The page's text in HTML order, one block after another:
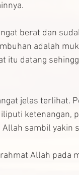
berat dan
adalah
itu datang
jelas terlihat.
ketenangan,
sambil yakin
Allah pada